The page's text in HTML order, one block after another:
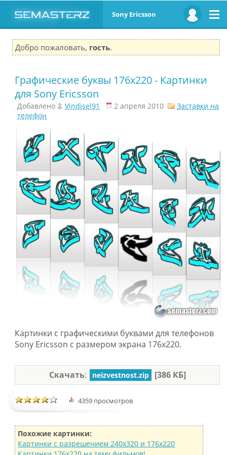
Sony Ericsson
Добро пожаловать, гость.
Графические буквы 176x220 - Картинки
для Sony Ericsson
Добавлено Vindisel91 2 апреля 2010
Заставки на
телефон
Картинки с графическими буквами для телефонов
Sony Ericsson с размером экрана 176x220.
Скачать: neizvestnost.zip [386 КБ]
4359 просмотров
Похожие картинки:
Картинки с разрешением 240x320 и 176x220